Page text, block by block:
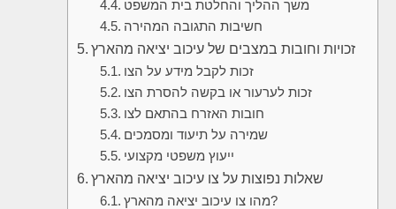
משך ההליך והחלטת בית המשפט
חשיבות התגובה המהירה
זכויות וחובות במצבים של עיכוב יציאה מהארץ
זכות לקבל מידע על הצו
זכות לערעור או בקשה להסרת הצו
חובות האזרח בהתאם לצו
שמירה על תיעוד ומסמכים
ייעוץ משפטי מקצועי
שאלות נפוצות על צו עיכוב יציאה מהארץ
מהו צו עיכוב יציאה מהארץ?